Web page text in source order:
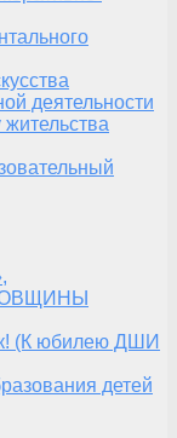
деятельности
(К юбилею ДШИ
детей